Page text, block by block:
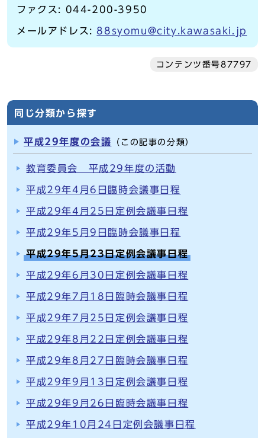
ファクス: 044-200-3950
メールアドレス:88syomu@city.kawasaki.jp
コンテンツ番号87797
同じ分類から探す
平成29年度の会議 （この記事の分類）
教育委員会 平成29年度の活動
平成29年4月6日臨時会議事日程
平成29年4月25日定例会議事日程
平成29年5月9日臨時会議事日程
平成29年5月23日定例会議事日程
平成29年6月30日定例会議事日程
平成29年7月18日臨時会議事日程
平成29年7月25日定例会議事日程
平成29年8月22日定例会議事日程
平成29年8月27日臨時会議事日程
平成29年9月13日定例会議事日程
平成29年9月26日臨時会議事日程
平成29年10月24日定例会議事日程